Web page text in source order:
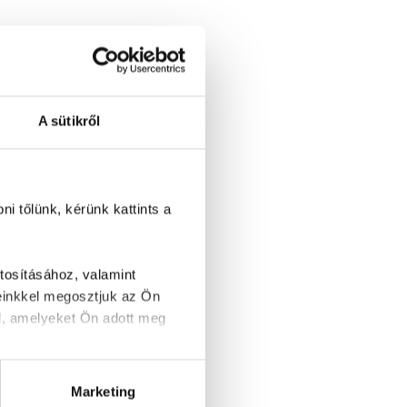
A sütikről
tőlünk, kérünk kattints a
valamint
megosztjuk az Ön
amelyeket Ön adott meg
Marketing